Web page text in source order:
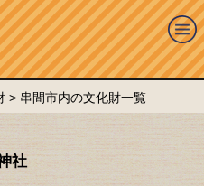
> 串間市内の文化財一覧
社